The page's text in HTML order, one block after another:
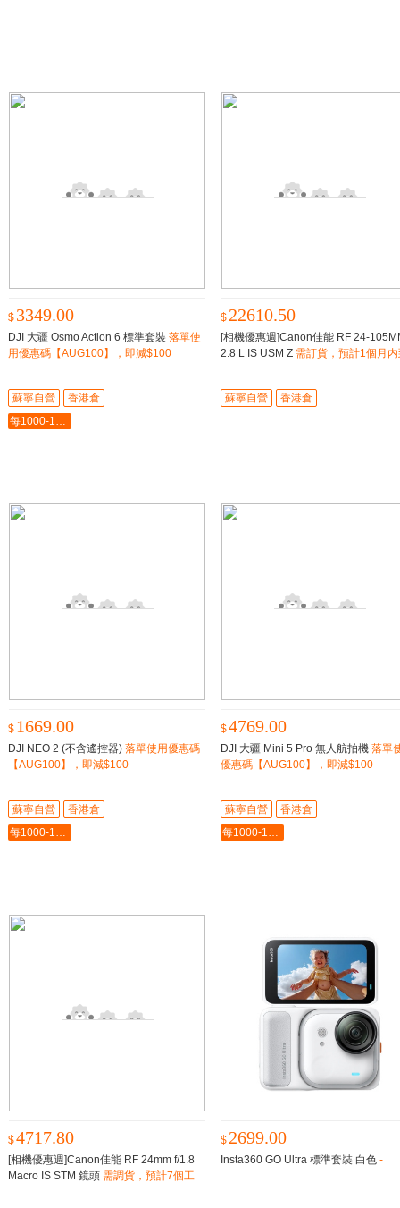
$ 3349.00
DJI 大疆 Osmo Action 6 標準套裝 落單使
用優惠碼【AUG100】，即減$100
蘇寧自營
香港倉
每1000-100最多-5000
$ 22610.50
[相機優惠週]Canon佳能 RF 24-
2.8 L IS USM Z 需訂貨，預計1個月
蘇寧自營 香港倉
$ 1669.00
DJI NEO 2 (不含遙控器) 落單使用優惠碼
【AUG100】，即減$100
蘇寧自營
香港倉
每1000-100最多-5000
$4769.00
DJI 大疆 Mini 5 Pro 無人航拍機 落單
優惠碼【AUG100】，即減$100
蘇寧自營
香港倉
每1000-100最多-5000
$4717.80
[相機優惠週]Canon佳能 RF 24mm f/1.8
Macro IS STM 鏡頭 需調貨，預計7個工
$ 2699.00
Insta360 GO Ultra 標準套裝 白色 -